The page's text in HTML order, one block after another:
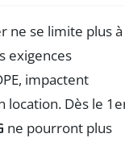
ne se limite plus à
exigences
impactent
location. Dès le
ne pourront plus